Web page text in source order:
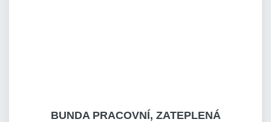
BUNDA PRACOVNÍ, ZATEPLENÁ